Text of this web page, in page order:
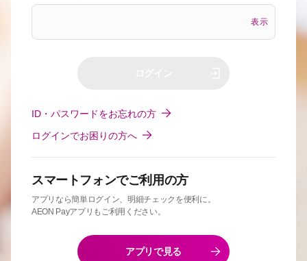
表示
ID・パスワードをお忘れの方
ログインでお困りの方へ
スマートフォンでご利用の方
アプリなら簡単ログイン、明細チェックを便利に。
AEON Payアプリもご利用ください。
アプリで見る